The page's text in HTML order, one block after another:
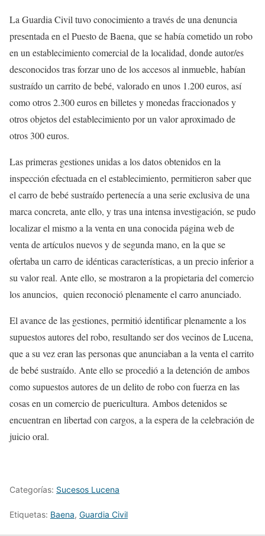
La Guardia Civil tuvo conocimiento a través de una denuncia
presentada en el Puesto de Baena, que se había cometido un robo
en un establecimiento comercial de la localidad, donde autor/es
desconocidos tras forzar uno de los accesos al inmueble, habían
sustraído un carrito de bebé, valorado en unos 1.200 euros, así
como otros 2.300 euros en billetes y monedas fraccionados y
otros objetos del establecimiento por un valor aproximado de
otros 300 euros.
Las primeras gestiones unidas a los datos obtenidos en la
inspección efectuada en el establecimiento, permitieron saber que
el carro de bebé sustraído pertenecía a una serie exclusiva de una
marca concreta, ante ello, y tras una intensa investigación, se pudo
localizar el mismo a la venta en una conocida página web de
venta de artículos nuevos y de segunda mano, en la que se
ofertaba un carro de idénticas características, a un precio inferior a
su valor real. Ante ello, se mostraron a la propietaria del comercio
los anuncios, quien reconoció plenamente el carro anunciado.
El avance de las gestiones, permitió identificar plenamente a los
supuestos autores del robo, resultando ser dos vecinos de Lucena,
que a su vez eran las personas que anunciaban a la venta el carrito
de bebé sustraído. Ante ello se procedió a la detención de ambos
como supuestos autores de un delito de robo con fuerza en las
cosas en un comercio de puericultura. Ambos detenidos se
encuentran en libertad con cargos, a la espera de la celebración de
juicio oral.
Categorías: Sucesos Lucena
Etiquetas: Baena, Guardia Civil